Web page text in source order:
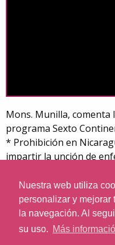
Nuestra web utiliza
personalizar y mejorar
la navegación. Al
su uso. Más
Mons. Munilla, comenta
programa Sexto
* Prohibición en
impartir la unción de
* Sentencia del
un precedente contra
Iglesia.
* Disfraces de Satanás
* Preguntas de los